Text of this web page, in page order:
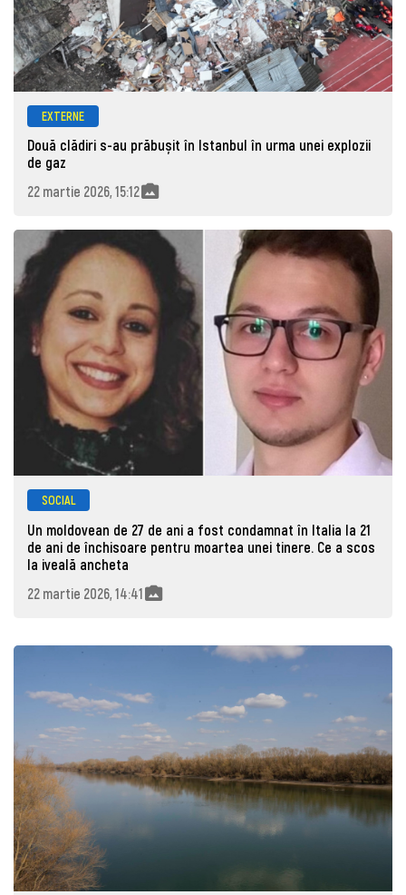
EXTERNE
Două clădiri s-au prăbușit în Istanbul în urma unei explozii
de gaz
22 martie 2026, 15:12
SOCIAL
Un moldovean de 27 de ani a fost condamnat în Italia la 21
de ani de închisoare pentru moartea unei tinere. Ce a scos
la iveală ancheta
22 martie 2026, 14:41